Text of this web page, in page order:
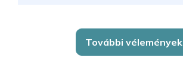
További vélemények